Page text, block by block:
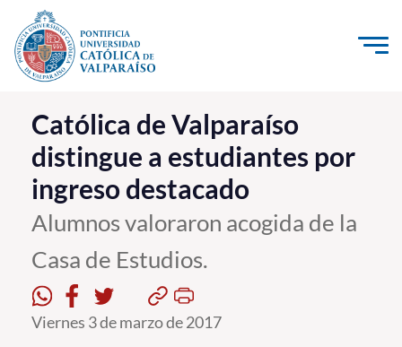
Click acá para ir directamente al contenido
La Universidad
Investigación, Creación e Innovación
PUCV Internacional
Vinculación con el Medio
Admisión
Pregrado
Católica de Valparaíso
distingue a estudiantes por
ingreso destacado
Alumnos valoraron acogida de la
Casa de Estudios.
Viernes 3 de marzo de 2017